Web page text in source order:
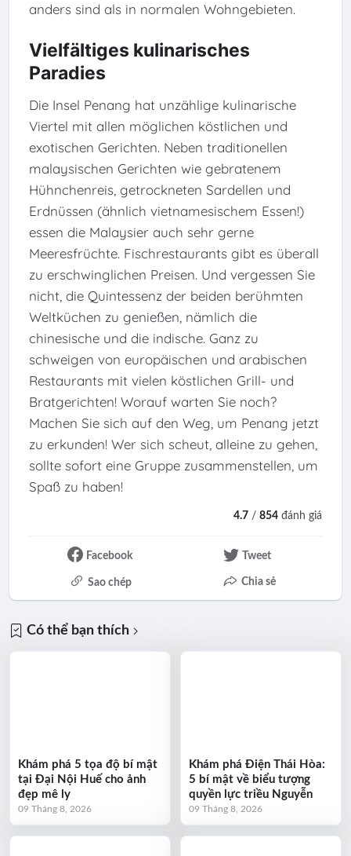
anders sind als in normalen Wohngebieten.
Vielfältiges kulinarisches
Paradies
Die Insel Penang hat unzählige kulinarische
Viertel mit allen möglichen köstlichen und
exotischen Gerichten. Neben traditionellen
malaysischen Gerichten wie gebratenem
Hühnchenreis, getrockneten Sardellen und
Erdnüssen (ähnlich vietnamesischem Essen!)
essen die Malaysier auch sehr gerne
Meeresfrüchte. Fischrestaurants gibt es überall
zu erschwinglichen Preisen. Und vergessen Sie
nicht, die Quintessenz der beiden berühmten
Weltküchen zu genießen, nämlich die
chinesische und die indische. Ganz zu
schweigen von europäischen und arabischen
Restaurants mit vielen köstlichen Grill- und
Bratgerichten! Worauf warten Sie noch?
Machen Sie sich auf den Weg, um Penang jetzt
zu erkunden! Wer sich scheut, alleine zu gehen,
sollte sofort eine Gruppe zusammenstellen, um
Spaß zu haben!
4.7 /854 đánh giá
Facebook Tweet
Sao chép Chia sẻ
Có thể bạn thích
Khám phá 5 tọa độ bí mật
tại Đại Nội Huế cho ảnh
đẹp mê ly
09 Tháng 8, 2026
Khám phá Điện Thái Hòa:
5 bí mật về biểu tượng
quyền lực triều Nguyễn
09 Tháng 8, 2026